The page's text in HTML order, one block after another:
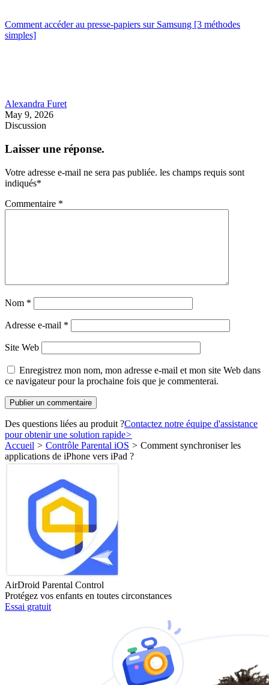
Comment accéder au presse-papiers sur Samsung [3 méthodes
simples]
Alexandra Furet
May 9, 2026
Discussion
Laisser une réponse.
Votre adresse e-mail ne sera pas publiée. les champs requis sont
indiqués*
Commentaire *
Nom *
Adresse e-mail *
Site Web
Enregistrez mon nom, mon adresse e-mail et mon site Web dans
ce navigateur pour la prochaine fois que je commenterai.
Des questions liées au produit ?Contactez notre équipe d'assistance
pour obtenir une solution rapide>
Accueil > Contrôle Parental iOS > Comment synchroniser les
applications de iPhone vers iPad ?
AirDroid Parental Control
Protégez vos enfants en toutes circonstances
Essai gratuit